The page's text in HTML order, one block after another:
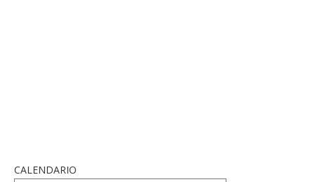
CALENDARIO